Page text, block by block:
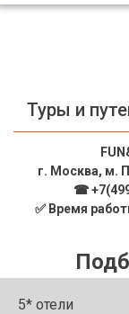
Туры и
г. Москва, м.
☎
✅ Время
5* отели